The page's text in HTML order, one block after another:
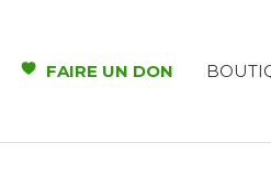
FAIRE UN DON